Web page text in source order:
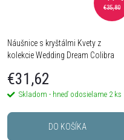
€35,80
Náušnice s kryštálmi Kvety z
kolekcie Wedding Dream Colibra
€31,62
Skladom - hneď odosielame 2 ks
DO KOŠÍKA